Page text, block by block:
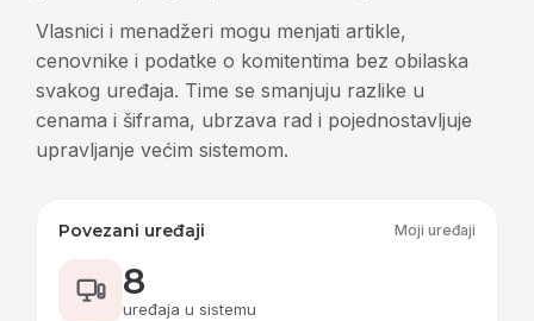
Vlasnici i menadžeri mogu menjati artikle,
cenovnike i podatke o komitentima bez obilaska
svakog uređaja. Time se smanjuju razlike u
cenama i šiframa, ubrzava rad i pojednostavljuje
upravljanje većim sistemom.
Povezani uređaji Moji uređaji
8
uređaja u sistemu